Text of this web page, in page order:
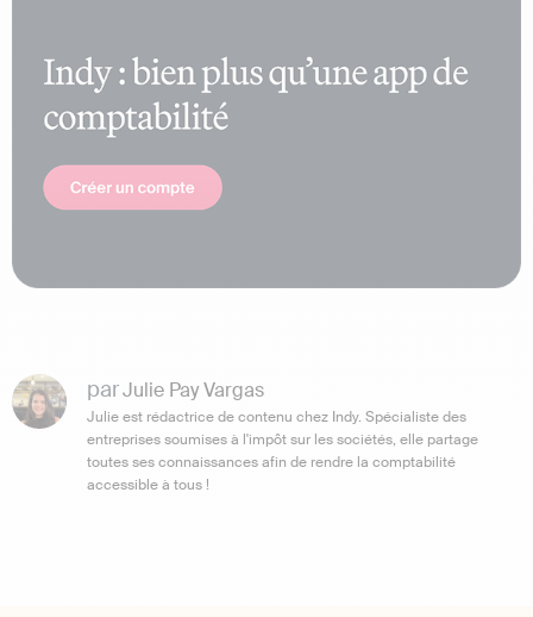
parJulie Pay Vargas
Julie est rédactrice de contenu chez Indy. Spécialiste des
entreprises soumises à l'impôt sur les sociétés, elle partage
toutes ses connaissances afin de rendre la comptabilité
accessible à tous !